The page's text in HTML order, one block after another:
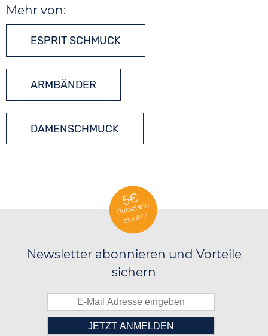
Mehr von:
ESPRIT SCHMUCK
ARMBÄNDER
DAMENSCHMUCK
SCHMUCKSTEINE
SILBERSCHMUCK
5€
Gutschein
sichern
Newsletter abonnieren und Vorteile
sichern